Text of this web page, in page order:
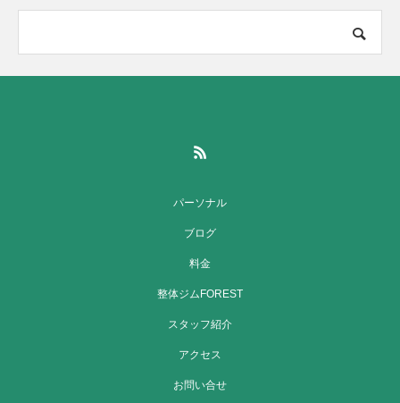
パーソナル
ブログ
料金
整体ジムFOREST
スタッフ紹介
アクセス
お問い合せ